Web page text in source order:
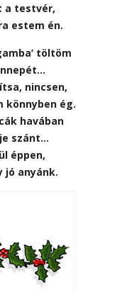
a testvér,
estem én.
töltöm
nincsen,
könnyben ég.
havában
szánt…
éppen,
jó anyánk.